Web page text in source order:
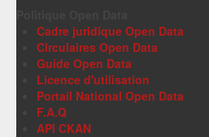
Cadre juridique Open Data
Circulaires Open Data
Guide Open Data
Licence d'utilisation
Portail National Open Data
F.A.Q
API CKAN